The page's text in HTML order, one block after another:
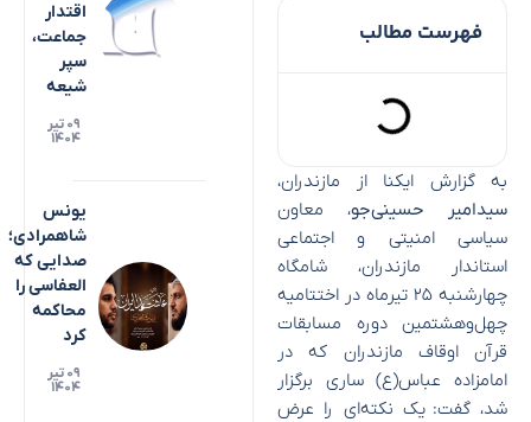
فهرست مطالب
به گزارش ایکنا از مازندران،
سیدامیر حسینی‌جو، معاون
سیاسی امنیتی و اجتماعی
استاندار مازندران، شامگاه
چهارشنبه ۲۵ تیرماه در اختتامیه
چهل‌وهشتمین دوره مسابقات
قرآن اوقاف مازندران که در
امامزاده عباس(ع) ساری برگزار
شد، گفت: یک نکته‌ای را عرض
اقتدار
جماعت،
سپر
شیعه
۰۹ تیر
۱۴۰۴
یونس
شاهمرادی؛
صدایی که
العفاسی را
محاکمه
کرد
۰۹ تیر
۱۴۰۴